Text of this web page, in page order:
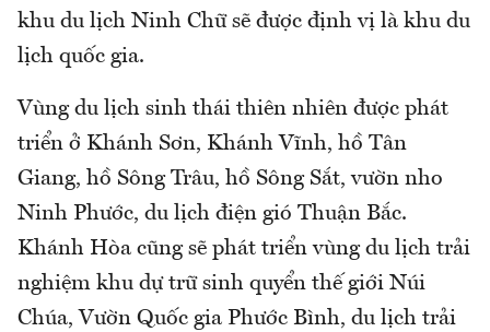
khu du lịch Ninh Chữ sẽ được định vị là khu du
lịch quốc gia.
Vùng du lịch sinh thái thiên nhiên được phát
triển ở Khánh Sơn, Khánh Vĩnh, hồ Tân
Giang, hồ Sông Trâu, hồ Sông Sắt, vườn nho
Ninh Phước, du lịch điện gió Thuận Bắc.
Khánh Hòa cũng sẽ phát triển vùng du lịch trải
nghiệm khu dự trữ sinh quyển thế giới Núi
Chúa, Vườn Quốc gia Phước Bình, du lịch trải